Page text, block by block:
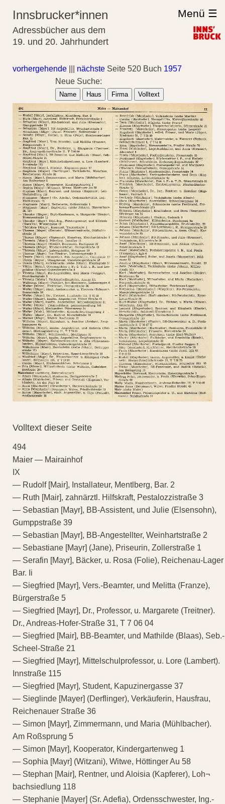
Innsbrucker*innen
Adressbücher aus dem
19. und 20. Jahrhundert
Menü ☰
vorhergehende nächste Seite 520 Buch 1957
Neue Suche:
Name Haus Firma Volltext
Volltext dieser Seite
494
Maier — Mairainhof
IX
— Rudolf [Mair], Installateur, Mentlberg, Bar. 2
— Ruth [Mair], zahnärztl. Hilfskraft, Pestalozzistraße 3
— Sebastian [Mayr], BB-Assistent, und Julie (Elsensohn),
Gumppstraße 39
— Sebastian [Mayr], BB-Angestellter, Weinhartstraße 2
— Sebastiane [Mayr] (Jane), Priseurin, Zollerstraße 1
— Serafin [Mayr], Bäcker, u. Rosa (Folie), Reichenau-Lager
Bar. Ii
— Siegfried [Mayr], Vers.-Beamter, und Melitta (Franze),
Bürgerstraße 5
— Siegfried [Mayr], Dr., Professor, u. Margarete (Treitner).
Dr., Andreas-Hofer-Straße 31, T 7 06 04
— Siegfried [Mair], BB-Beamter, und Mathilde (Blaas), Seb.-
Scheel-Straße 21
— Siegfried [Mayr], Mittelschulprofessor, u. Lore (Lambert).
Innstraße 115
— Siegfried [Mayr], Student, Kapuzinergasse 37
— Sieglinde [Mayer] (Derflinger), Verkäuferin, Hausfrau,
Reichenauer Straße 36
— Simon [Mayr], Zimmermann, und Maria (Mühlbacher).
Am Roßsprung 5
— Simon [Mayr], Kooperator, Kindergartenweg 1
— Sophia [Mayr] (Witzani), Witwe, Höttinger Au 58
— Stephan [Mair], Rentner, und Aloisia (Kapferer), Loh¬
bachsiedlung 118
— Stephanie [Mayer] (Sr. Adefia), Ordensschwester, Ing.-